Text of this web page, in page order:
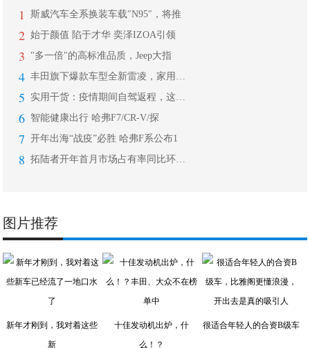
1 斯威汽车全系换装车载″N95″，将推
2 始于颜值 陷于才华 奕泽IZOA引领
3 "多一倍"的高标准品质，Jeep大指
4 丰田旗下爆款车型全新雷凌，家用轿车中
5 实用干货：疫情期间自驾返程，这些细节
6 智能健康出行 哈弗F7/CR-V/探
7 开年出海“战疫”必胜 哈弗F系公布1
8 拓陆者开年首月市场占有率同比环比双增
图片推荐
新年才刚到，我对着这些
新
十佳发动机出炉，什
么！？
很适合年轻人的合资B级车